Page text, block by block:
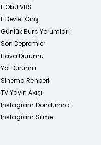
E Okul VBS
E Devlet Giriş
Günlük Burç Yorumları
Son Depremler
Hava Durumu
Yol Durumu
Sinema Rehberi
TV Yayın Akışı
Instagram Dondurma
Instagram Silme